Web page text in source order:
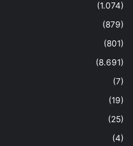
(1.074)
(879)
(801)
(8.691)
(7)
(19)
(25)
(4)